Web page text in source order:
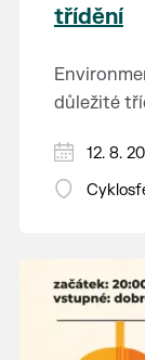
třídění
důležité
Hraje se
Vstupné
12. 8.